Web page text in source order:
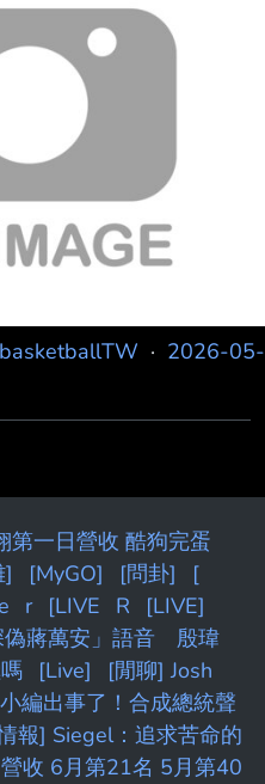
· 2026-05-
第一日營收 酷狗完蛋
] [MyGO] [問卦]
[
r [LIVE R
[LIVE]
偽蔣萬安」語音 殷瑋
[Live]
[閒聊] Josh
編出事了！合成總統聲
報] Siegel：追求苦命的
收 6月第21名 5月第40